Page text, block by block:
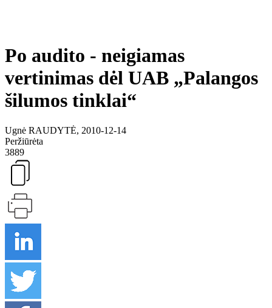
Po audito - neigiamas
vertinimas dėl UAB „Palangos
šilumos tinklai“
Ugnė RAUDYTĖ, 2010-12-14
Peržiūrėta
3889